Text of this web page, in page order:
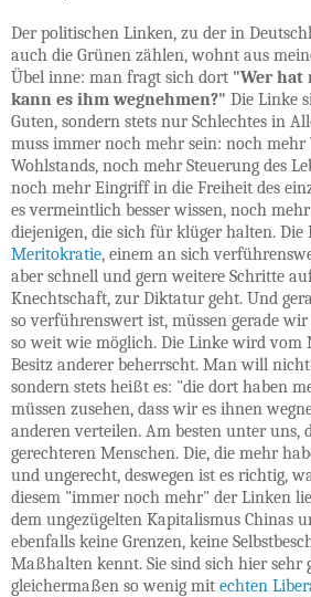
Der politischen Linken, zu der in
auch die Grünen zählen, wohnt aus
Übel inne: man fragt sich dort "Wer hat
kann es ihm wegnehmen?" Die Linke
Guten, sondern stets nur Schlechtes in
muss immer noch mehr sein: noch mehr
Wohlstands, noch mehr Steuerung des
noch mehr Eingriff in die Freiheit des
es vermeintlich besser wissen, noch
diejenigen, die sich für klüger halten. Die
Meritokratie, einem an sich
aber schnell und gern weitere Schritte
Knechtschaft, zur Diktatur geht. Und
so verführenswert ist, müssen gerade
so weit wie möglich. Die Linke wird vom
Besitz anderer beherrscht. Man will
sondern stets heißt es: "die dort haben
müssen zusehen, dass wir es ihnen
anderen verteilen. Am besten unter uns,
gerechteren Menschen. Die, die mehr
und ungerecht, deswegen ist es richtig,
diesem "immer noch mehr" der Linken
dem ungezügelten Kapitalismus Chinas
ebenfalls keine Grenzen, keine
Maßhalten kennt. Sie sind sich hier sehr
gleichermaßen so wenig mit echten